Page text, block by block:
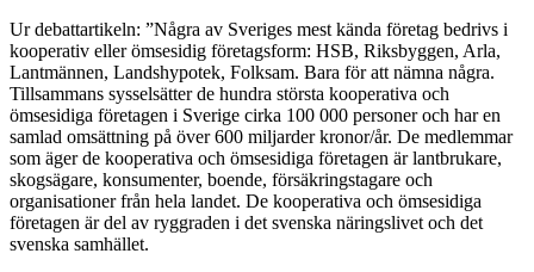
Ur debattartikeln: ”Några av Sveriges mest kända företag bedrivs i
kooperativ eller ömsesidig företagsform: HSB, Riksbyggen, Arla,
Lantmännen, Landshypotek, Folksam. Bara för att nämna några.
Tillsammans sysselsätter de hundra största kooperativa och
ömsesidiga företagen i Sverige cirka 100 000 personer och har en
samlad omsättning på över 600 miljarder kronor/år. De medlemmar
som äger de kooperativa och ömsesidiga företagen är lantbrukare,
skogsägare, konsumenter, boende, försäkringstagare och
organisationer från hela landet. De kooperativa och ömsesidiga
företagen är del av ryggraden i det svenska näringslivet och det
svenska samhället.